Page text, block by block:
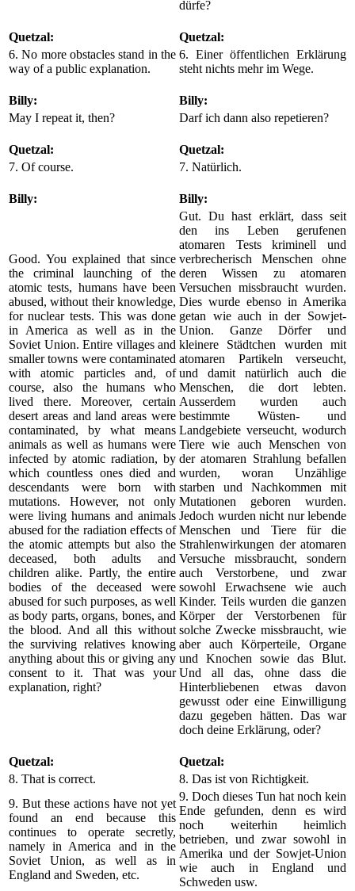
dürfe?
Quetzal:
Quetzal:
6. No more obstacles stand in the
way of a public explanation.
6. Einer öffentlichen Erklärung
steht nichts mehr im Wege.
Billy:
Billy:
May I repeat it, then?
Darf ich dann also repetieren?
Quetzal:
Quetzal:
7. Of course.
7. Natürlich.
Billy: Billy:
Good. You explained that since
the criminal launching of the
atomic tests, humans have been
abused, without their knowledge,
for nuclear tests. This was done
in America as well as in the
Soviet Union. Entire villages and
smaller towns were contaminated
with atomic particles and, of
course, also the humans who
lived there. Moreover, certain
desert areas and land areas were
contaminated, by what means
animals as well as humans were
infected by atomic radiation, by
which countless ones died and
descendants were born with
mutations. However, not only
were living humans and animals
abused for the radiation effects of
the atomic attempts but also the
deceased, both adults and
children alike. Partly, the entire
bodies of the deceased were
abused for such purposes, as well
as body parts, organs, bones, and
the blood. And all this without
the surviving relatives knowing
anything about this or giving any
consent to it. That was your
explanation, right?
Gut. Du hast erklärt, dass seit
den ins Leben gerufenen
atomaren Tests kriminell und
verbrecherisch Menschen ohne
deren Wissen zu atomaren
Versuchen missbraucht wurden.
Dies wurde ebenso in Amerika
getan wie auch in der Sowjet-
Union. Ganze Dörfer und
kleinere Städtchen wurden mit
atomaren Partikeln verseucht,
und damit natürlich auch die
Menschen, die dort lebten.
Ausserdem wurden auch
bestimmte Wüsten- und
Landgebiete verseucht, wodurch
Tiere wie auch Menschen von
der atomaren Strahlung befallen
wurden, woran Unzählige
starben und Nachkommen mit
Mutationen geboren wurden.
Jedoch wurden nicht nur lebende
Menschen und Tiere für die
Strahlenwirkungen der atomaren
Versuche missbraucht, sondern
auch Verstorbene, und zwar
sowohl Erwachsene wie auch
Kinder. Teils wurden die ganzen
Körper der Verstorbenen für
solche Zwecke missbraucht, wie
aber auch Körperteile, Organe
und Knochen sowie das Blut.
Und all das, ohne dass die
Hinterbliebenen etwas davon
gewusst oder eine Einwilligung
dazu gegeben hätten. Das war
doch deine Erklärung, oder?
Quetzal:
Quetzal:
8. That is correct.
8. Das ist von Richtigkeit.
9. But these actions have not yet
found an end because this
continues to operate secretly,
namely in America and in the
Soviet Union, as well as in
England and Sweden, etc.
9. Doch dieses Tun hat noch kein
Ende gefunden, denn es wird
noch weiterhin heimlich
betrieben, und zwar sowohl in
Amerika und der Sowjet-Union
wie auch in England und
Schweden usw.